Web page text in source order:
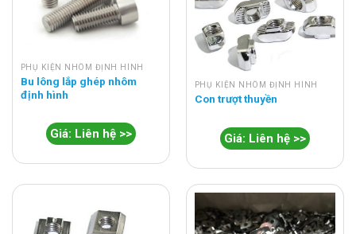
PHỤ KIỆN NHÔM ĐỊNH HÌNH
Bu lông lắp ghép nhôm
định hình
Giá: Liên hệ >>
PHỤ KIỆN NHÔM ĐỊNH HÌNH
Con trượt thuyền
Giá: Liên hệ >>